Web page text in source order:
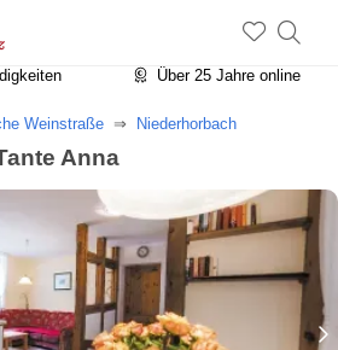
in Rheinland-Pfalz
Über 25 Jahre online
Weinstraße Niederhorbach
Anna